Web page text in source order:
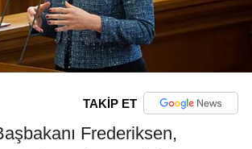
TAKİP ET
Frederiksen,